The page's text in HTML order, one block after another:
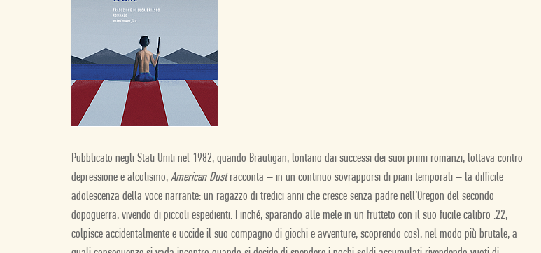
Pubblicato negli Stati Uniti nel 1982, quando Brautigan, lontano dai successi dei suoi primi romanzi, lottava contro
depressione e alcolismo, American Dustracconta – in un continuo sovrapporsi di piani temporali – la difficile
adolescenza della voce narrante: un ragazzo di tredici anni che cresce senza padre nell’Oregon del secondo
dopoguerra, vivendo di piccoli espedienti. Finché, sparando alle mele in un frutteto con il suo fucile calibro .22,
colpisce accidentalmente e uccide il suo compagno di giochi e avventure, scoprendo così, nel modo più brutale, a